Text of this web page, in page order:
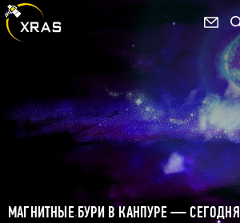
МАГНИТНЫЕ БУРИ В КАНПУРЕ — СЕГОДНЯ